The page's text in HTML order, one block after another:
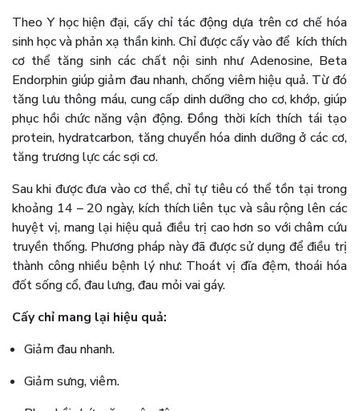
Theo Y học hiện đại, cấy chỉ tác động dựa trên cơ chế hóa
sinh học và phản xạ thần kinh. Chỉ được cấy vào để kích thích
cơ thể tăng sinh các chất nội sinh như Adenosine, Beta
Endorphin giúp giảm đau nhanh, chống viêm hiệu quả. Từ đó
tăng lưu thông máu, cung cấp dinh dưỡng cho cơ, khớp, giúp
phục hồi chức năng vận động. Đồng thời kích thích tái tạo
protein, hydratcarbon, tăng chuyển hóa dinh dưỡng ở các cơ,
tăng trương lực các sợi cơ.
Sau khi được đưa vào cơ thể, chỉ tự tiêu có thể tồn tại trong
khoảng 14 – 20 ngày, kích thích liên tục và sâu rộng lên các
huyệt vị, mang lại hiệu quả điều trị cao hơn so với châm cứu
truyền thống. Phương pháp này đã được sử dụng để điều trị
thành công nhiều bệnh lý như: Thoát vị đĩa đệm, thoái hóa
đốt sống cổ, đau lưng, đau mỏi vai gáy.
Cấy chỉ mang lại hiệu quả:
Giảm đau nhanh.
Giảm sưng, viêm.